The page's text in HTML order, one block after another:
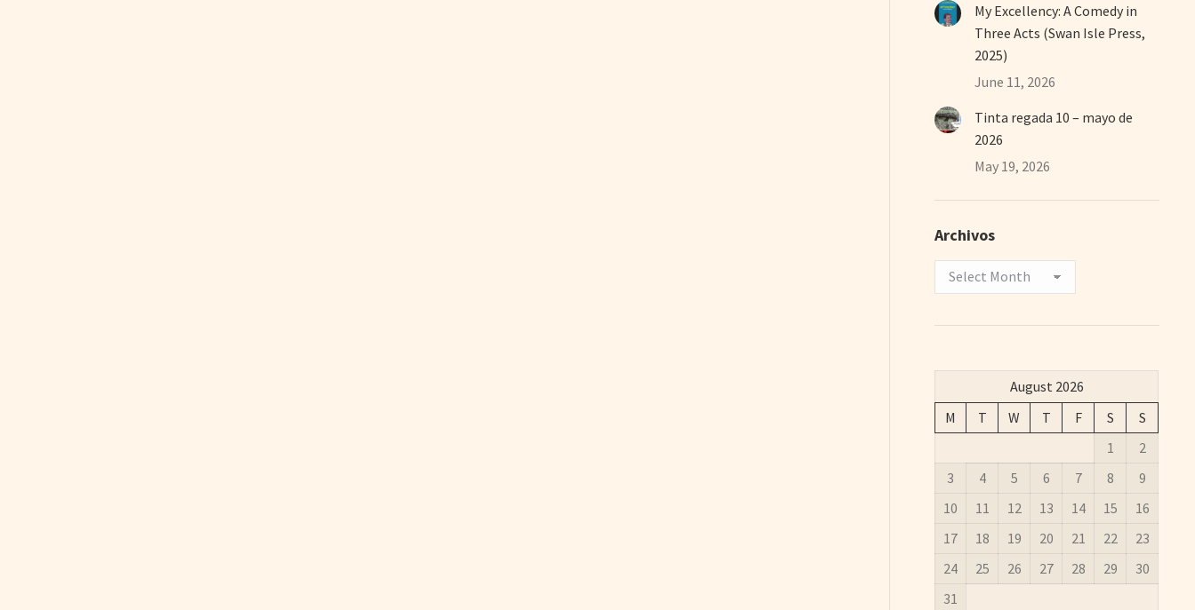
My Excellency: A Comedy in
Three Acts (Swan Isle Press,
2025)
June 11, 2026
Tinta regada 10 – mayo de
2026
May 19, 2026
Archivos
Archivos
August 2026
M
T W T F S
S
1
2
3
4 5 6 7 8
9
10
11 12 13 14 15
16
17
18 19 20 21 22
23
24
25 26 27 28 29
30
31